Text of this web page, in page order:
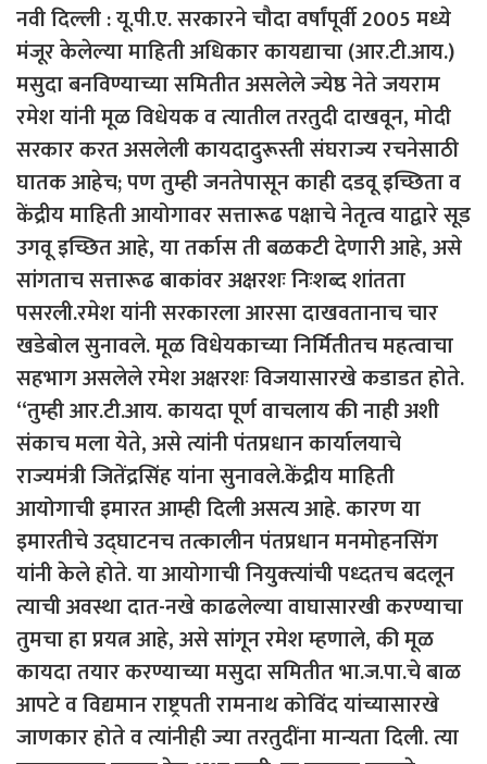
नवी दिल्ली : यू.पी.ए. सरकारने चौदा वर्षांपूर्वी 2005 मध्ये
मंजूर केलेल्या माहिती अधिकार कायद्याचा (आर.टी.आय.)
मसुदा बनविण्याच्या समितीत असलेले ज्येष्ठ नेते जयराम
रमेश यांनी मूळ विधेयक व त्यातील तरतुदी दाखवून, मोदी
सरकार करत असलेली कायदादुरूस्ती संघराज्य रचनेसाठी
घातक आहेच; पण तुम्ही जनतेपासून काही दडवू इच्छिता व
केंद्रीय माहिती आयोगावर सत्तारूढ पक्षाचे नेतृत्व याद्वारे सूड
उगवू इच्छित आहे, या तर्कास ती बळकटी देणारी आहे, असे
सांगताच सत्तारूढ बाकांवर अक्षरशः निःशब्द शांतता
पसरली.रमेश यांनी सरकारला आरसा दाखवतानाच चार
खडेबोल सुनावले. मूळ विधेयकाच्या निर्मितीतच महत्वाचा
सहभाग असलेले रमेश अक्षरशः विजयासारखे कडाडत होते.
“तुम्ही आर.टी.आय. कायदा पूर्ण वाचलाय की नाही अशी
संकाच मला येते, असे त्यांनी पंतप्रधान कार्यालयाचे
राज्यमंत्री जितेंद्रसिंह यांना सुनावले.केंद्रीय माहिती
आयोगाची इमारत आम्ही दिली असत्य आहे. कारण या
इमारतीचे उद्घाटनच तत्कालीन पंतप्रधान मनमोहनसिंग
यांनी केले होते. या आयोगाची नियुक्‍त्यांची पध्दतच बदलून
त्याची अवस्था दात-नखे काढलेल्या वाघासारखी करण्याचा
तुमचा हा प्रयत्न आहे, असे सांगून रमेश म्हणाले, की मूळ
कायदा तयार करण्याच्या मसुदा समितीत भा.ज.पा.चे बाळ
आपटे व विद्यमान राष्ट्रपती रामनाथ कोविंद यांच्यासारखे
जाणकार होते व त्यांनीही ज्या तरतुदींना मान्यता दिली. त्या